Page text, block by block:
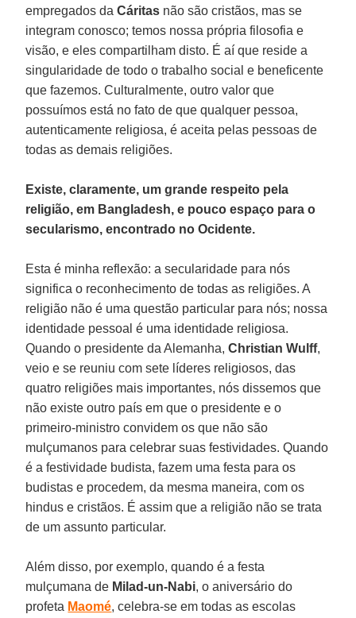
empregados daCáritas não são cristãos, mas se
integram conosco; temos nossa própria filosofia e
visão, e eles compartilham disto. É aí que reside a
singularidade de todo o trabalho social e beneficente
que fazemos. Culturalmente, outro valor que
possuímos está no fato de que qualquer pessoa,
autenticamente religiosa, é aceita pelas pessoas de
todas as demais religiões.
Existe, claramente, um grande respeito pela
religião, em Bangladesh, e pouco espaço para o
secularismo, encontrado no Ocidente.
Esta é minha reflexão: a secularidade para nós
significa o reconhecimento de todas as religiões. A
religião não é uma questão particular para nós; nossa
identidade pessoal é uma identidade religiosa.
Quando o presidente da Alemanha,Christian Wulff,
veio e se reuniu com sete líderes religiosos, das
quatro religiões mais importantes, nós dissemos que
não existe outro país em que o presidente e o
primeiro-ministro convidem os que não são
mulçumanos para celebrar suas festividades. Quando
é a festividade budista, fazem uma festa para os
budistas e procedem, da mesma maneira, com os
hindus e cristãos. É assim que a religião não se trata
de um assunto particular.
Além disso, por exemplo, quando é a festa
mulçumana de Milad-un-Nabi, o aniversário do
profeta Maomé, celebra-se em todas as escolas